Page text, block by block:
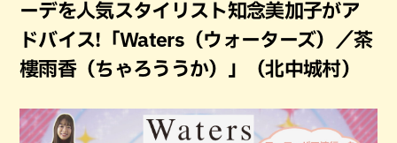
ーデを人気スタイリスト知念美加子がア
ドバイス!「Waters（ウォーターズ）／茶
樓雨香（ちゃろううか）」（北中城村）